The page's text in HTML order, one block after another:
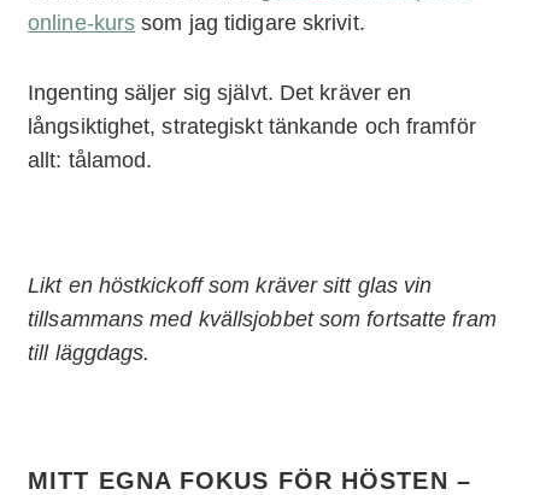
online-kurs som jag tidigare skrivit.
Ingenting säljer sig självt. Det kräver en
långsiktighet, strategiskt tänkande och framför
allt: tålamod.
Likt en höstkickoff som kräver sitt glas vin
tillsammans med kvällsjobbet som fortsatte fram
till läggdags.
MITT EGNA FOKUS FÖR HÖSTEN –